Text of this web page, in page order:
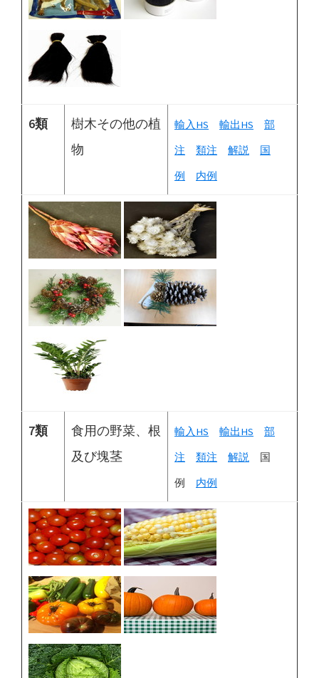
6類
樹木その他の植
物
輸入HS 輸出HS
部
注
類注 解説
国
例
内例
7類
食用の野菜、根
及び塊茎
輸入HS 輸出HS
部
注
類注 解説 国
例 内例